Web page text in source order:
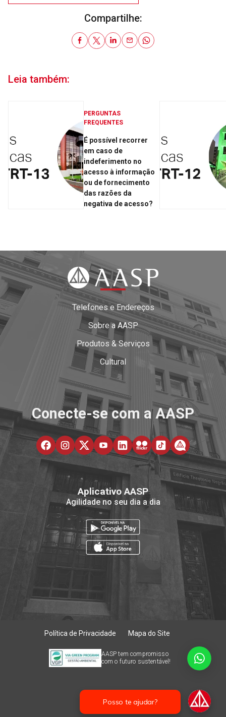
Compartilhe:
Leia também:
PERGUNTAS
FREQUENTES
É possível recorrer
em caso de
indeferimento no
acesso à informação
ou de fornecimento
das razões da
negativa de acesso?
Telefones e Endereços
Sobre a AASP
Produtos & Serviços
Cultural
Conecte-se com a AASP
Aplicativo AASP
Agilidade no seu dia a dia
Política de Privacidade Mapa do Site
AASP tem compromisso
com o futuro sustentável!